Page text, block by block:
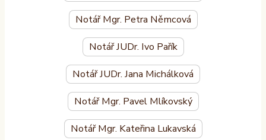
Notář Mgr. Petra Němcová
Notář JUDr. Ivo Pařík
Notář JUDr. Jana Michálková
Notář Mgr. Pavel Mlíkovský
Notář Mgr. Kateřina Lukavská